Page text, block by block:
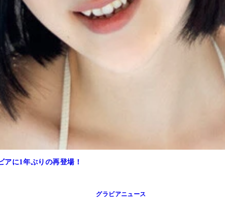
に1年ぶりの再登場！
グラビアニュース